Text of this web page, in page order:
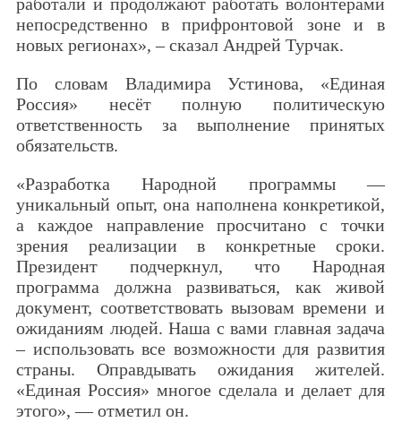
непосредственно в прифронтовой зоне и в
новых регионах», – сказал Андрей Турчак.
По словам Владимира Устинова, «Единая
Россия» несёт полную политическую
ответственность за выполнение принятых
обязательств.
«Разработка Народной программы —
уникальный опыт, она наполнена конкретикой,
а каждое направление просчитано с точки
зрения реализации в конкретные сроки.
Президент подчеркнул, что Народная
программа должна развиваться, как живой
документ, соответствовать вызовам времени и
ожиданиям людей. Наша с вами главная задача
– использовать все возможности для развития
страны. Оправдывать ожидания жителей.
«Единая Россия» многое сделала и делает для
этого», — отметил он.